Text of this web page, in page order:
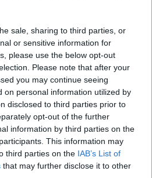
sale, sharing to third parties, or
or sensitive information for
please use the below opt-out
Please note that after your
you may continue seeing
on personal information utilized by
disclosed to third parties prior to
opt-out of the further
information by third parties on the
This information may
third parties on the IAB’s List of
that may further disclose it to other
det inte ligga i deras natur.
vi kunna be makthavarna
när ekologer som Thompson
professur skriver så även
det kanske bättre att överge
Frågan måste ju ställas.
ANNONS
att främmande arter kan